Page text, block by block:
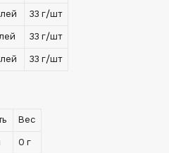
33 г/шт
33 г/шт
33 г/шт
Вес
0 г